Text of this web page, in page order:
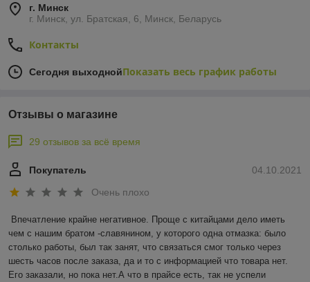
г. Минск
г. Минск, ул. Братская, 6, Минск, Беларусь
Контакты
Сегодня выходнойПоказать весь график работы
Отзывы о магазине
29 отзывов за всё время
04.10.2021
Покупатель
Очень плохо
Впечатление крайне негативное. Проще с китайцами дело иметь
чем с нашим братом -славянином, у которого одна отмазка: было
столько работы, был так занят, что связаться смог только через
шесть часов после заказа, да и то с информацией что товара нет.
Его заказали, но пока нет.А что в прайсе есть, так не успели